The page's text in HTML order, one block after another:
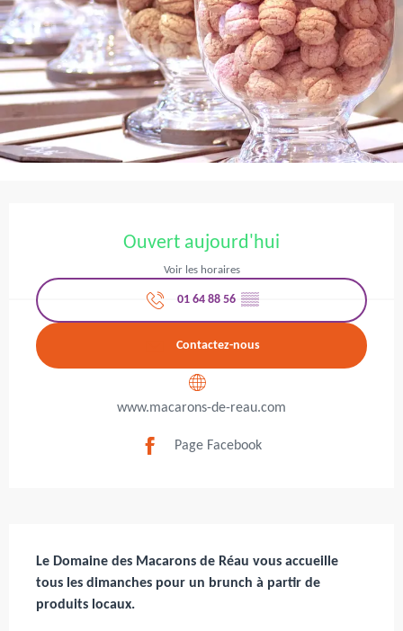
Ouvert aujourd'hui
Voir les horaires
01 64 88 56 ▒▒
Contactez-nous
www.macarons-de-reau.com
Page Facebook
Le Domaine des Macarons de Réau vous accueille
tous les dimanches pour un brunch à partir de
produits locaux.